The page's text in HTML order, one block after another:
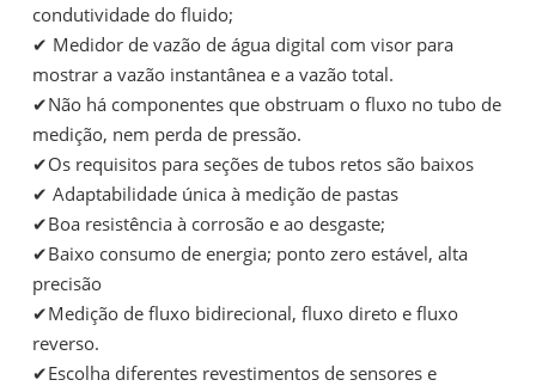
condutividade do fluido;
✔ Medidor de vazão de água digital com visor para
mostrar a vazão instantânea e a vazão total.
✔Não há componentes que obstruam o fluxo no tubo de
medição, nem perda de pressão.
✔Os requisitos para seções de tubos retos são baixos
✔ Adaptabilidade única à medição de pastas
✔Boa resistência à corrosão e ao desgaste;
✔Baixo consumo de energia; ponto zero estável, alta
precisão
✔Medição de fluxo bidirecional, fluxo direto e fluxo
reverso.
✔Escolha diferentes revestimentos de sensores e